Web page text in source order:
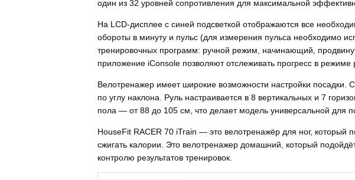
один из 32 уровней сопротивления для максимальной
На LCD-дисплее с синей подсветкой отображаются все
обороты в минуту и пульс (для измерения пульса необходимо
тренировочных программ: ручной режим, начинающий,
приложение iConsole позволяют отслеживать прогресс в
Велотренажер имеет широкие возможности настройки посадки.
по углу наклона. Руль настраивается в 8 вертикальных и 7
пола — от 88 до 105 см, что делает модель универсальной для
HouseFit RACER 70 iTrain — это велотренажёр для ног, который
сжигать калории. Это велотренажер домашний, который
контролю результатов тренировок.